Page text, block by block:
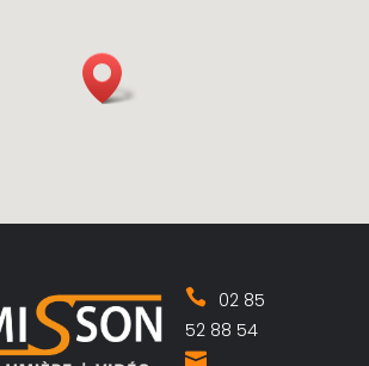
02 85
52 88 54